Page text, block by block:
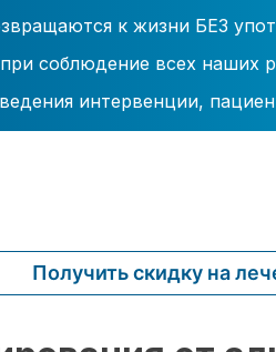
к жизни БЕЗ
соблюдение всех наших
интервенции,
Получить скидку на